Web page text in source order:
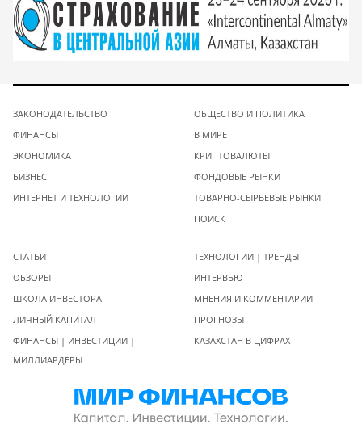
ЗАКОНОДАТЕЛЬСТВО
ФИНАНСЫ
ЭКОНОМИКА
БИЗНЕС
ИНТЕРНЕТ И ТЕХНОЛОГИИ
ОБЩЕСТВО И ПОЛИТИКА
В МИРЕ
КРИПТОВАЛЮТЫ
ФОНДОВЫЕ РЫНКИ
ТОВАРНО-СЫРЬЕВЫЕ РЫНКИ
ПОИСК
СТАТЬИ
ОБЗОРЫ
ШКОЛА ИНВЕСТОРА
ЛИЧНЫЙ КАПИТАЛ
ФИНАНСЫ | ИНВЕСТИЦИИ |
МИЛЛИАРДЕРЫ
ТЕХНОЛОГИИ | ТРЕНДЫ
ИНТЕРВЬЮ
МНЕНИЯ И КОММЕНТАРИИ
ПРОГНОЗЫ
КАЗАХСТАН В ЦИФРАХ